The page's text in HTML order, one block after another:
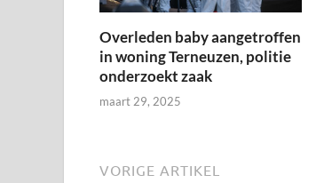
Overleden baby aangetroffen
in woning Terneuzen, politie
onderzoekt zaak
maart 29, 2025
VORIGE ARTIKEL